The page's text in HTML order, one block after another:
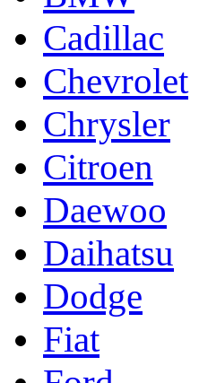
Cadillac
Chevrolet
Chrysler
Citroen
Daewoo
Daihatsu
Dodge
Fiat